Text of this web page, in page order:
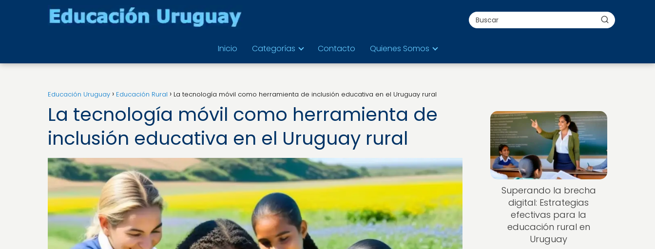
Inicio Categorías Contacto Quienes Somos
Educación Uruguay Educación Rural La tecnología móvil como herramienta de inclusión educativa en el Uruguay rural
La tecnología móvil como herramienta de
inclusión educativa en el Uruguay rural
Superando la brecha
digital: Estrategias
efectivas para la
educación rural en
Uruguay